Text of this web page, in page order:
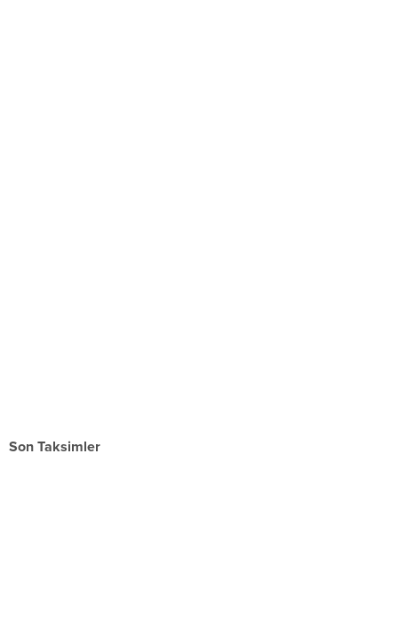
Son Taksimler